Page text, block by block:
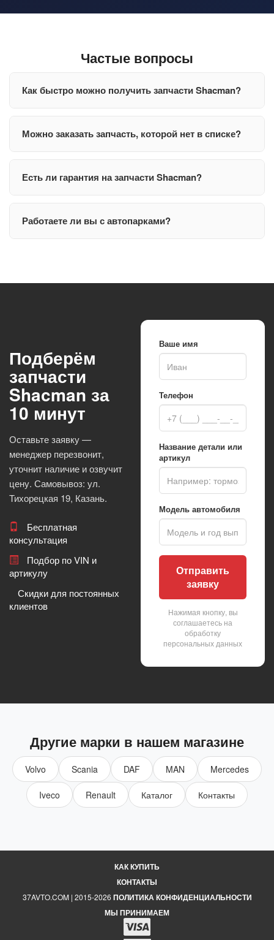
Частые вопросы
Как быстро можно получить запчасти Shacman?
Можно заказать запчасть, которой нет в списке?
Есть ли гарантия на запчасти Shacman?
Работаете ли вы с автопарками?
Подберём
запчасти
Shacman за
10 минут
Оставьте заявку —
менеджер перезвонит,
уточнит наличие и озвучит
цену. Самовывоз: ул.
Тихорецкая 19, Казань.
Бесплатная
консультация
Подбор по VIN и
артикулу
Скидки для постоянных
клиентов
Ваше имя
Телефон
Название детали или
артикул
Модель автомобиля
Отправить
заявку
Нажимая кнопку, вы
соглашаетесь на
обработку
персональных данных
Другие марки в нашем магазине
Volvo Scania DAF MAN Mercedes
Iveco Renault Каталог Контакты
КАК КУПИТЬ
КОНТАКТЫ
37AVTO.COM | 2015-2026 ПОЛИТИКА КОНФИДЕНЦИАЛЬНОСТИ
МЫ ПРИНИМАЕМ